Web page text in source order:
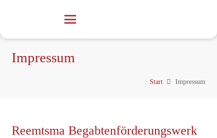
Impressum
Start Impressum
Reemtsma Begabtenförderungswerk